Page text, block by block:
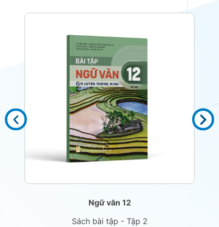
Ngữ văn 12
Sách bài tập - Tập 2